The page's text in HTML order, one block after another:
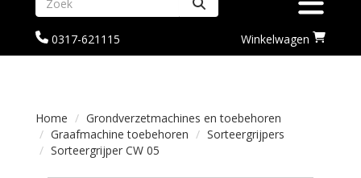
Zoeken
Toggle
bel
ons
0317-621115
Ga
naar
Winkelwagen
Home
Grondverzetmachines en toebehoren
Graafmachine toebehoren
Sorteergrijpers
Sorteergrijper CW 05